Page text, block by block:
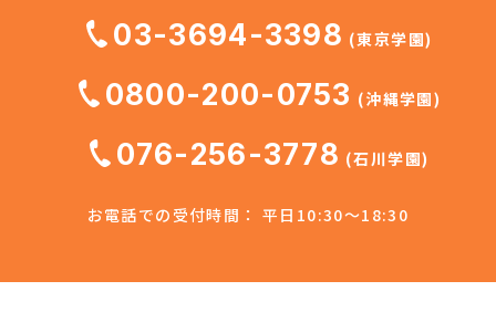
03-3694-3398 (東京学園)
0800-200-0753 (沖縄学園)
076-256-3778 (石川学園)
お電話での受付時間： 平日10:30～18:30